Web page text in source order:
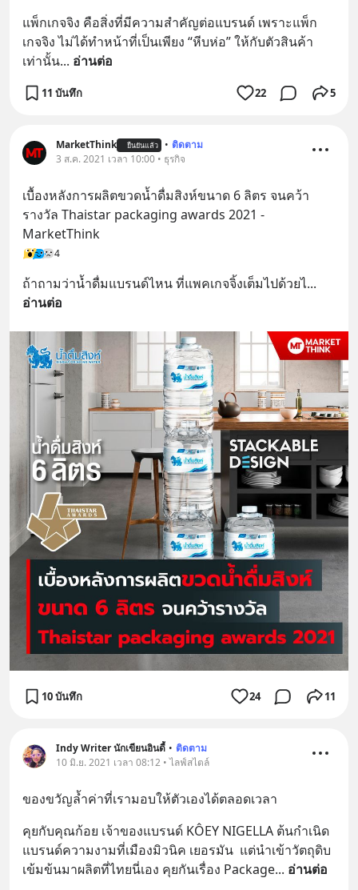
แพ็กเกจจิง คือสิ่งที่มีความสำคัญต่อแบรนด์ เพราะแพ็ก
เกจจิง ไม่ได้ทำหน้าที่เป็นเพียง “หีบห่อ” ให้กับตัวสินค้า
เท่านั้น... อ่านต่อ
11 บันทึก 22 5
MarketThink ยืนยันแล้ว • ติดตาม
3 ส.ค. 2021 เวลา 10:00 • ธุรกิจ
เบื้องหลังการผลิตขวดน้ำดื่มสิงห์ขนาด 6 ลิตร จนคว้า
รางวัล Thaistar packaging awards 2021 -
MarketThink
4
ถ้าถามว่าน้ำดื่มแบรนด์ไหน ที่แพคเกจจิ้งเต็มไปด้วยไ
อ่านต่อ
10 บันทึก 24 11
Indy Writer นักเขียนอินดี้ • ติดตาม
10 มิ.ย. 2021 เวลา 08:12 • ไลฟ์สไตล์
ของขวัญล้ำค่าที่เรามอบให้ตัวเองได้ตลอดเวลา
คุยกับคุณก้อย เจ้าของแบรนด์ KÔEY NIGELLA ต้นกำเนิด
แบรนด์ความงามที่เมืองมิวนิค เยอรมัน  แต่นำเข้าวัตถุดิบ
เข้มข้นมาผลิตที่ไทยนี่เอง คุยกันเรื่อง Package... อ่านต่อ